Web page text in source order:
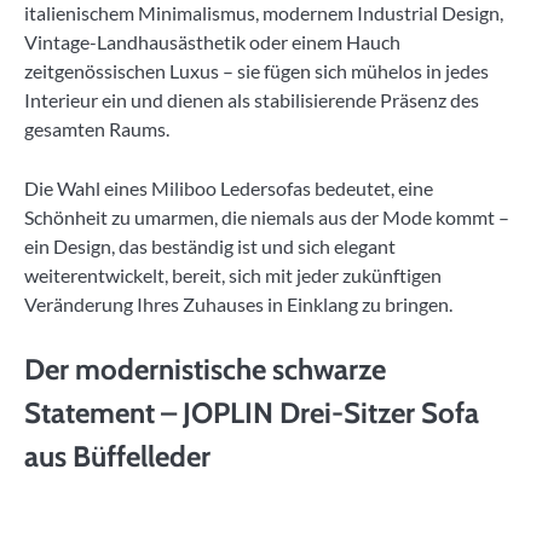
italienischem Minimalismus, modernem Industrial Design,
Vintage-Landhausästhetik oder einem Hauch
zeitgenössischen Luxus – sie fügen sich mühelos in jedes
Interieur ein und dienen als stabilisierende Präsenz des
gesamten Raums.
Die Wahl eines Miliboo Ledersofas bedeutet, eine
Schönheit zu umarmen, die niemals aus der Mode kommt –
ein Design, das beständig ist und sich elegant
weiterentwickelt, bereit, sich mit jeder zukünftigen
Veränderung Ihres Zuhauses in Einklang zu bringen.
Der modernistische schwarze
Statement – JOPLIN Drei-Sitzer Sofa
aus Büffelleder